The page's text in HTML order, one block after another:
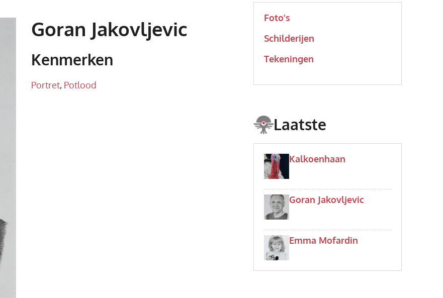
Goran Jakovljevic
Kenmerken
Portret, Potlood
Foto's
Schilderijen
Tekeningen
Laatste
Kalkoenhaan
Goran Jakovljevic
Emma Mofardin